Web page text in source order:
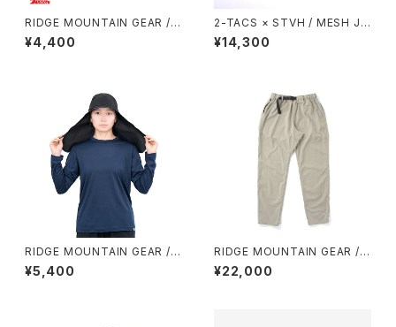
RIDGE MOUNTAIN GEAR /
TRAVEL POUCH PLUS（ULT
RA）
¥4,400
2-TACS × STVH / MESH JE
T CAP
¥14,300
RIDGE MOUNTAIN GEAR / S
UNSHADE 2026
¥5,400
RIDGE MOUNTAIN GEAR / B
ASIC HIKE PANTS（UNISEX）
¥22,000